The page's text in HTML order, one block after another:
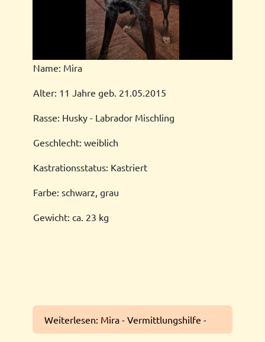
Name: Mira
Alter: 11 Jahre geb. 21.05.2015
Rasse: Husky - Labrador Mischling
Geschlecht: weiblich
Kastrationsstatus: Kastriert
Farbe: schwarz, grau
Gewicht: ca. 23 kg
Weiterlesen: Mira - Vermittlungshilfe -